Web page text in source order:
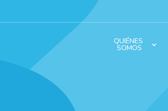
QUIÉNES
SOMOS